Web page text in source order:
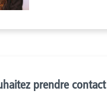
prendre